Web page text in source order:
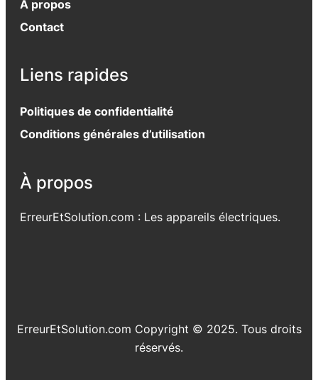
À propos
Contact
Liens rapides
Politiques de confidentialité
Conditions générales d’utilisation
À propos
ErreurEtSolution.com : Les appareils électriques.
ErreurEtSolution.com Copyright © 2025. Tous droits
réservés.